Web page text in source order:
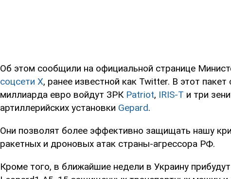
Об этом сообщили на официальной странице
соцсети X, ранее известной как Twitter. В этот
миллиарда евро войдут ЗРК Patriot, IRIS-T и три
артиллерийских установки Gepard.
Они позволят более эффективно защищать нашу
ракетных и дроновых атак страны-агрессора РФ.
Кроме того, в ближайшие недели в Украину